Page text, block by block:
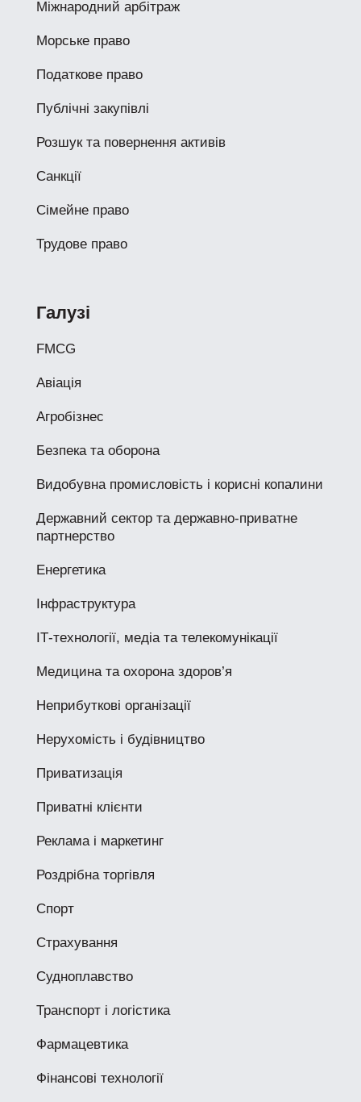
Міжнародний арбітраж
Морське право
Податкове право
Публічні закупівлі
Розшук та повернення активів
Санкції
Сімейне право
Трудове право
Галузі
FMCG
Авіація
Агробізнес
Безпека та оборона
Видобувна промисловість і корисні копалини
Державний сектор та державно-приватне
партнерство
Енергетика
Інфраструктура
ІТ-технології, медіа та телекомунікації
Медицина та охорона здоров’я
Неприбуткові організації
Нерухомість і будівництво
Приватизація
Приватні клієнти
Реклама і маркетинг
Роздрібна торгівля
Спорт
Страхування
Судноплавство
Транспорт і логістика
Фармацевтика
Фінансові технології